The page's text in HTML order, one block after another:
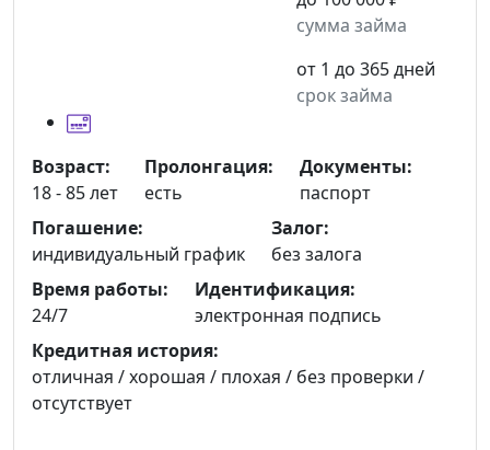
сумма займа
от 1 до 365 дней
срок займа
Возраст:
18 - 85 лет
Пролонгация:
есть
Документы:
паспорт
Погашение:
индивидуальный график
Залог:
без залога
Время работы:
24/7
Идентификация:
электронная подпись
Кредитная история:
отличная / хорошая / плохая / без проверки /
отсутствует